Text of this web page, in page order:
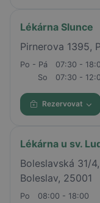
Lékárna Slunce
Pirnerova 1395,
Po - Pá
07:30 -
So
07:30 -
Rezervovat
Lékárna u sv.
Boleslavská 31/
Boleslav, 25001
Po
08:00 - 18:00